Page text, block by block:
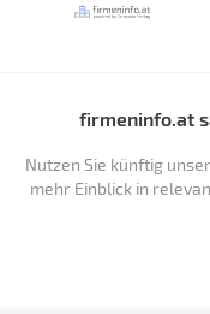
firmeninfo.at
Nutzen Sie künftig
mehr Einblick in